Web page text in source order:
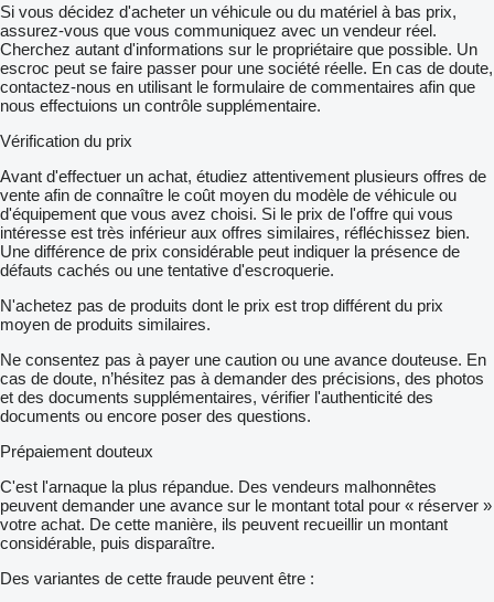
Si vous décidez d'acheter un véhicule ou du matériel à bas prix,
assurez-vous que vous communiquez avec un vendeur réel.
Cherchez autant d'informations sur le propriétaire que possible. Un
escroc peut se faire passer pour une société réelle. En cas de doute,
contactez-nous en utilisant le formulaire de commentaires afin que
nous effectuions un contrôle supplémentaire.
Vérification du prix
Avant d'effectuer un achat, étudiez attentivement plusieurs offres de
vente afin de connaître le coût moyen du modèle de véhicule ou
d'équipement que vous avez choisi. Si le prix de l'offre qui vous
intéresse est très inférieur aux offres similaires, réfléchissez bien.
Une différence de prix considérable peut indiquer la présence de
défauts cachés ou une tentative d'escroquerie.
N'achetez pas de produits dont le prix est trop différent du prix
moyen de produits similaires.
Ne consentez pas à payer une caution ou une avance douteuse. En
cas de doute, n’hésitez pas à demander des précisions, des photos
et des documents supplémentaires, vérifier l'authenticité des
documents ou encore poser des questions.
Prépaiement douteux
C'est l'arnaque la plus répandue. Des vendeurs malhonnêtes
peuvent demander une avance sur le montant total pour « réserver »
votre achat. De cette manière, ils peuvent recueillir un montant
considérable, puis disparaître.
Des variantes de cette fraude peuvent être :